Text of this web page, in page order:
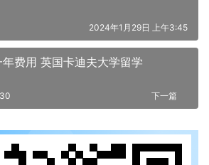
2024年1月29日 上午3:45
费用 英国卡迪夫大学留学
下一篇